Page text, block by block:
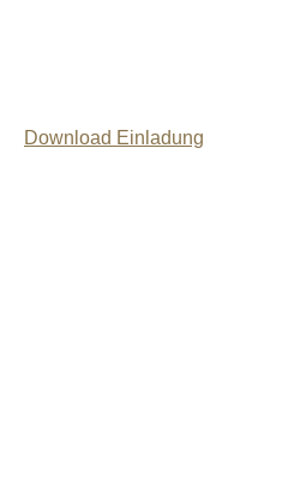
Download Einladung